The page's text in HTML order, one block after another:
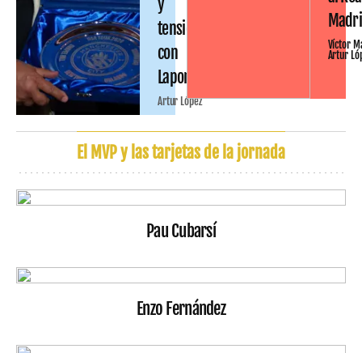
y
tensión
con
Laporta
Artur López
Víctor
Artur
El MVP y las tarjetas de la jornada
Pau Cubarsí
Enzo Fernández